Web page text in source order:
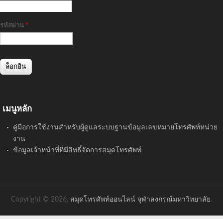
รหัสผ่าน *
เมนูหลัก
คู่มือการใช้งานสำหรับผู้ดูแลระบบฐานข้อมูลเลขหมายโทรศัพท์หน่วย
งาน
ข้อมูลเจ้าหน้าที่ที่มีสิทธิ์จัดการสมุดโทรศัพท์
Copyright © 2026, สมุดโทรศัพท์ออนไลน์ จุฬาลงกรณ์มหาวิทยาลัย.